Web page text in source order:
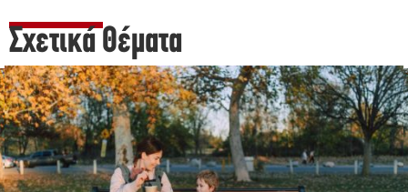
Σχετικά Θέματα